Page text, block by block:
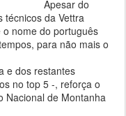
Apesar do
técnicos da Vettra
nome do português
para não mais o
e dos restantes
no top 5 -, reforça o
Nacional de Montanha